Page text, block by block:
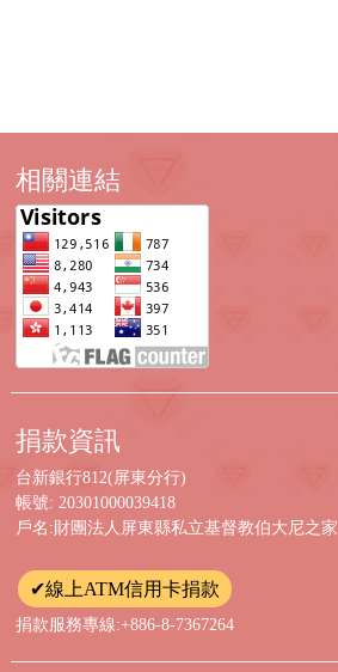
相關連結
捐款資訊
台新銀行812(屏東分行)
帳號: 20301000039418
戶名:財團法人屏東縣私立基督教伯大尼之家
✔線上ATM信用卡捐款
捐款服務專線:+886-8-7367264